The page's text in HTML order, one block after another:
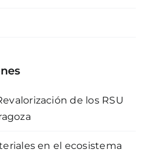
de los RSU
en el ecosistema